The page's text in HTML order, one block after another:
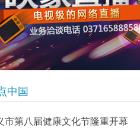
中国
市第八届健康文化节隆重开幕